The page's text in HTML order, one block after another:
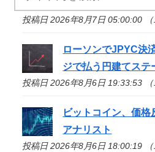
存条件で更新 四半
投稿日 2026年8月7日 05:00:00 （
ローソンでJPYC決
ジで払う円建てステ
投稿日 2026年8月6日 19:33:53 （
ビットコイン、価格
アナリスト
投稿日 2026年8月6日 18:00:19 （